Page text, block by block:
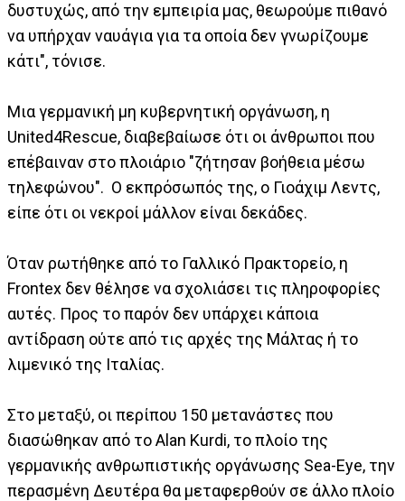
δυστυχώς, από την εμπειρία μας, θεωρούμε πιθανό
να υπήρχαν ναυάγια για τα οποία δεν γνωρίζουμε
κάτι", τόνισε.
Μια γερμανική μη κυβερνητική οργάνωση, η
United4Rescue, διαβεβαίωσε ότι οι άνθρωποι που
επέβαιναν στο πλοιάριο "ζήτησαν βοήθεια μέσω
τηλεφώνου". Ο εκπρόσωπός της, ο Γιοάχιμ Λεντς,
είπε ότι οι νεκροί μάλλον είναι δεκάδες.
Όταν ρωτήθηκε από το Γαλλικό Πρακτορείο, η
Frontex δεν θέλησε να σχολιάσει τις πληροφορίες
αυτές. Προς το παρόν δεν υπάρχει κάποια
αντίδραση ούτε από τις αρχές της Μάλτας ή το
λιμενικό της Ιταλίας.
Στο μεταξύ, οι περίπου 150 μετανάστες που
διασώθηκαν από το Alan Kurdi, το πλοίο της
γερμανικής ανθρωπιστικής οργάνωσης Sea-Eye, την
περασμένη Δευτέρα θα μεταφερθούν σε άλλο πλοίο